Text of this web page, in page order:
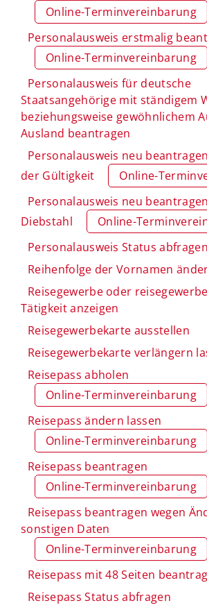
Online-Terminvereinbarung
Personalausweis erstmalig
Online-Terminvereinbarung
Personalausweis für deutsche
Staatsangehörige mit ständigem
beziehungsweise gewöhnlichem
Ausland beantragen
Personalausweis neu
der Gültigkeit
Online-
Personalausweis neu
Diebstahl
Online-
Personalausweis Status abfragen
Reihenfolge der Vornamen
Reisegewerbe oder
Tätigkeit anzeigen
Reisegewerbekarte ausstellen
Reisegewerbekarte verlängern
Reisepass abholen
Online-Terminvereinbarung
Reisepass ändern lassen
Online-Terminvereinbarung
Reisepass beantragen
Online-Terminvereinbarung
Reisepass beantragen wegen
sonstigen Daten
Online-Terminvereinbarung
Reisepass mit 48 Seiten
Reisepass Status abfragen